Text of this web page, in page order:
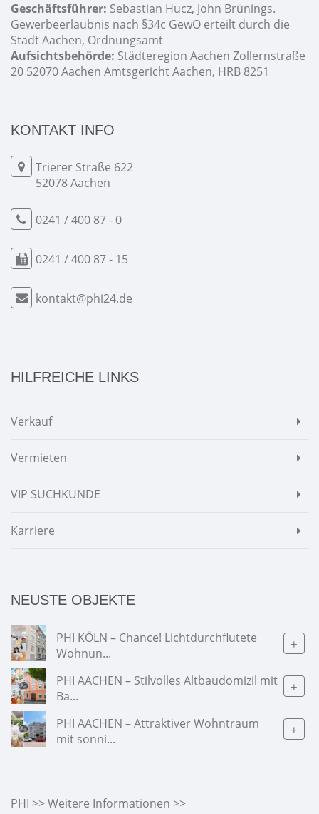
Geschäftsführer: Sebastian Hucz, John Brünings.
Gewerbeerlaubnis nach §34c GewO erteilt durch die
Stadt Aachen, Ordnungsamt
Aufsichtsbehörde: Städteregion Aachen Zollernstraße
20 52070 Aachen Amtsgericht Aachen, HRB 8251
KONTAKT INFO
Trierer Straße 622
52078 Aachen
0241 / 400 87 - 0
0241 / 400 87 - 15
kontakt@phi24.de
HILFREICHE LINKS
Verkauf
Vermieten
VIP SUCHKUNDE
Karriere
NEUSTE OBJEKTE
PHI KÖLN – Chance! Lichtdurchflutete
Wohnun...
+
PHI AACHEN – Stilvolles Altbaudomizil mit
Ba...
+
PHI AACHEN – Attraktiver Wohntraum
mit sonni...
+
PHI >> Weitere Informationen >>